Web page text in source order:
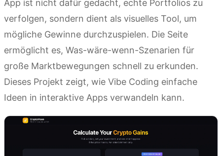
App ist nicht dafür gedacht, echte Portfolios zu
verfolgen, sondern dient als visuelles Tool, um
mögliche Gewinne durchzuspielen. Die Seite
ermöglicht es, Was-wäre-wenn-Szenarien für
große Marktbewegungen schnell zu erkunden.
Dieses Projekt zeigt, wie Vibe Coding einfache
Ideen in interaktive Apps verwandeln kann.